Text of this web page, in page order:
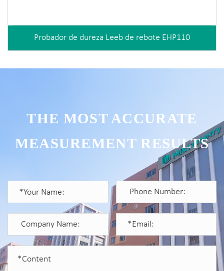
Probador de dureza Leeb de rebote EHP110
THE MOST ACCURATE
MEASUREMENT RESULTS